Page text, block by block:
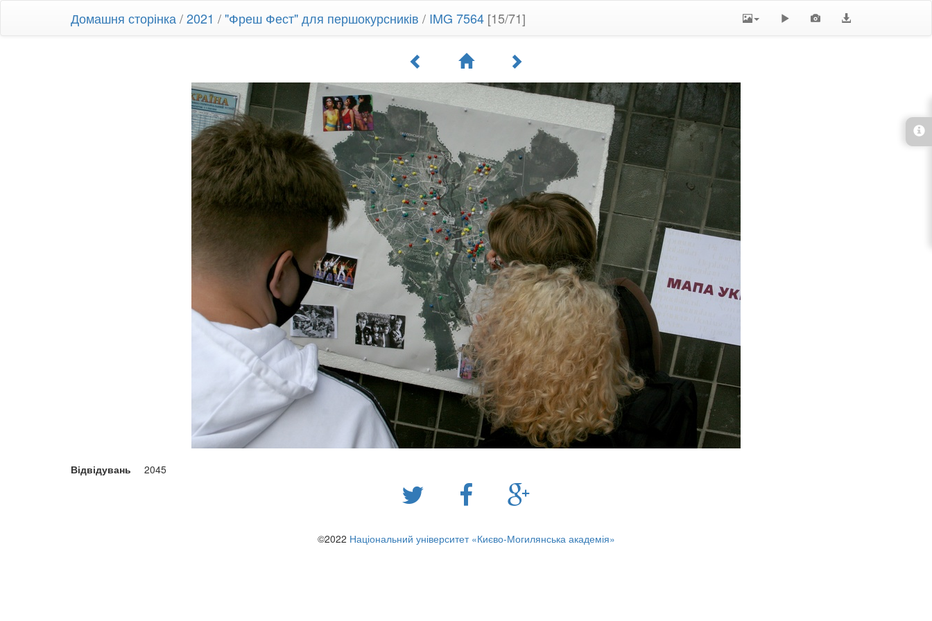
Домашня сторінка /2021 / "Фреш Фест" для першокурсників / IMG 7564 [15/71]
Відвідувань 2045
©2022 Національний університет «Києво-Могилянська академія»